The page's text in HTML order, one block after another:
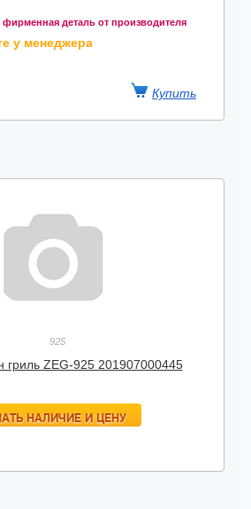
деталь от производителя
у менеджера
925
гриль ZEG-925 201907000445
НАЛИЧИЕ И ЦЕНУ